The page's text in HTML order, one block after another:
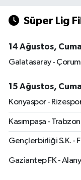
Süper Lig
14 Ağustos, Cuma
Galatasaray - Çorum
15 Ağustos,
Konyaspor -
Kasımpaşa -
Gençlerbirliği S.K. -
Gaziantep FK -